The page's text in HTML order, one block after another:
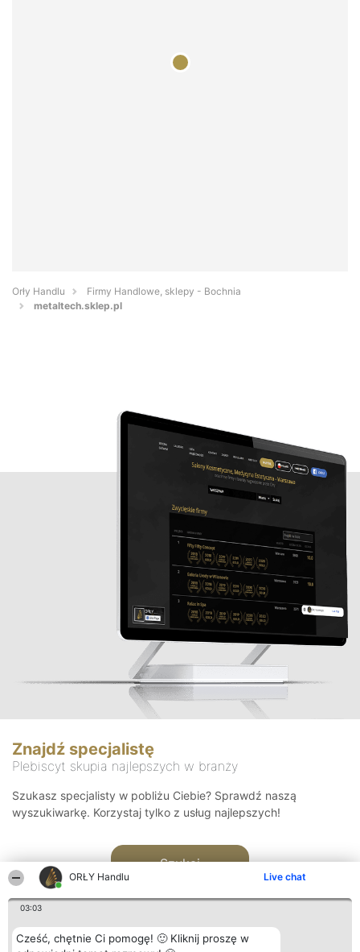
ORŁY Handlu Live chat
03:03
Cześć, chętnie Ci pomogę! 🙂 Kliknij proszę w
Orły Handlu
Firmy Handlowe, sklepy - Bochnia
metaltech.sklep.pl
Znajdź specjalistę
Plebiscyt skupia najlepszych w branży
Szukasz specjalisty w pobliżu Ciebie? Sprawdź naszą
wyszukiwarkę. Korzystaj tylko z usług najlepszych!
Szukaj